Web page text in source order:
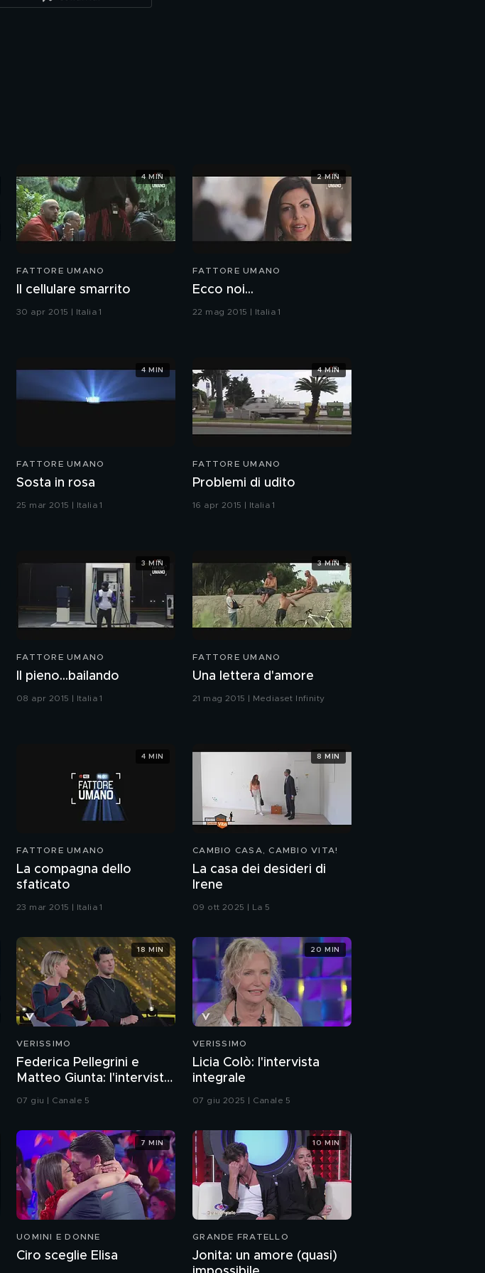
FATTORE UMANO
Il cellulare smarrito
30 apr 2015 | Italia 1
4 MIN
FATTORE UMANO
Ecco noi...
22 mag 2015 | Italia 1
2 MIN
FATTORE UMANO
Sosta in rosa
25 mar 2015 | Italia 1
4 MIN
FATTORE UMANO
Problemi di udito
16 apr 2015 | Italia 1
4 MIN
FATTORE UMANO
Il pieno...bailando
08 apr 2015 | Italia 1
3 MIN
FATTORE UMANO
Una lettera d'amore
21 mag 2015 | Mediaset Infinity
3 MIN
FATTORE UMANO
La compagna dello
sfaticato
23 mar 2015 | Italia 1
4 MIN
CAMBIO CASA, CAMBIO VITA!
La casa dei desideri di
Irene
09 ott 2025 | La 5
8 MIN
VERISSIMO
Federica Pellegrini e
Matteo Giunta: l'intervista
integrale
07 giu | Canale 5
18 MIN
VERISSIMO
Licia Colò: l'intervista
integrale
07 giu 2025 | Canale 5
20 MIN
UOMINI E DONNE
Ciro sceglie Elisa
7 MIN
GRANDE FRATELLO
Jonita: un amore (quasi)
10 MIN